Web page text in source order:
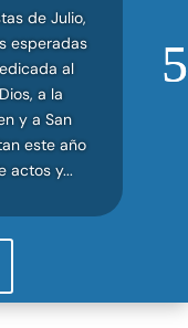
de Julio,
esperadas
al
a la
y a San
este año
actos y...